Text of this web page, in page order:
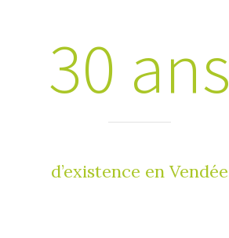
30 ans
d’existence en Vendée